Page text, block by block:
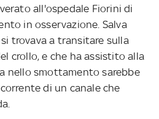
all'ospedale Fiorini di
in osservazione. Salva
trovava a transitare sulla
crollo, e che ha assistito alla
nello smottamento sarebbe
di un canale che